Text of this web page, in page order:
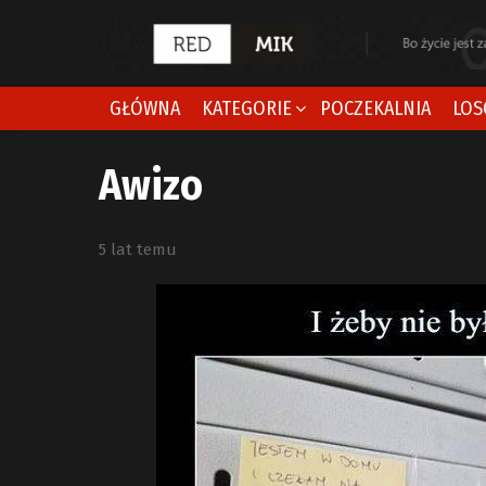
GŁÓWNA KATEGORIE POCZEKALNIA
Awizo
5 lat temu